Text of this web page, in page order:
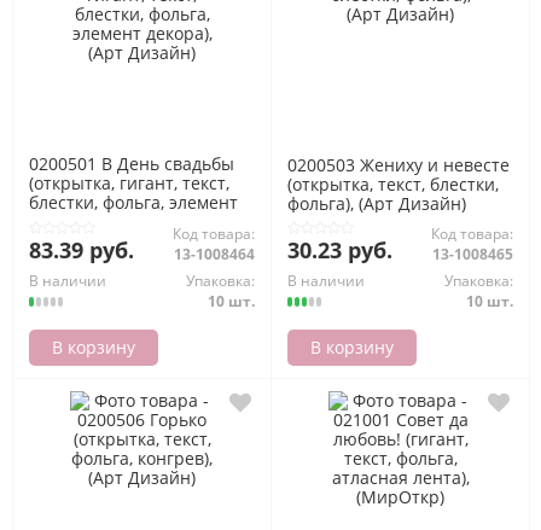
0200501 В День свадьбы
(открытка, гигант, текст,
блестки, фольга, элемент
83.39 руб.
Код товара:
13-1008464
В наличии
Упаковка:
10 шт.
В корзину
0200503 Жениху и невесте
(открытка, текст, блестки,
фольга), (Арт Дизайн)
30.23 руб.
Код товара:
13-1008465
В наличии
Упаковка:
10 шт.
В корзину